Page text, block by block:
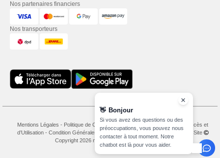
Nos partenaires financiers
Nos transporteurs
Mentions Légales - Politique de Confidentialité
Conditions Générales d’Accès et
d’Utilisation- Condition Générales d'Achat - Politique de Cookies
Plan du Site
Copyright 2026 needen.lu - Tous droits réservés
👋 Bonjour
Si vous avez des questions ou des
préoccupations, vous pouvez nous
contacter à tout moment. Notre
chatbot est là pour vous aider.